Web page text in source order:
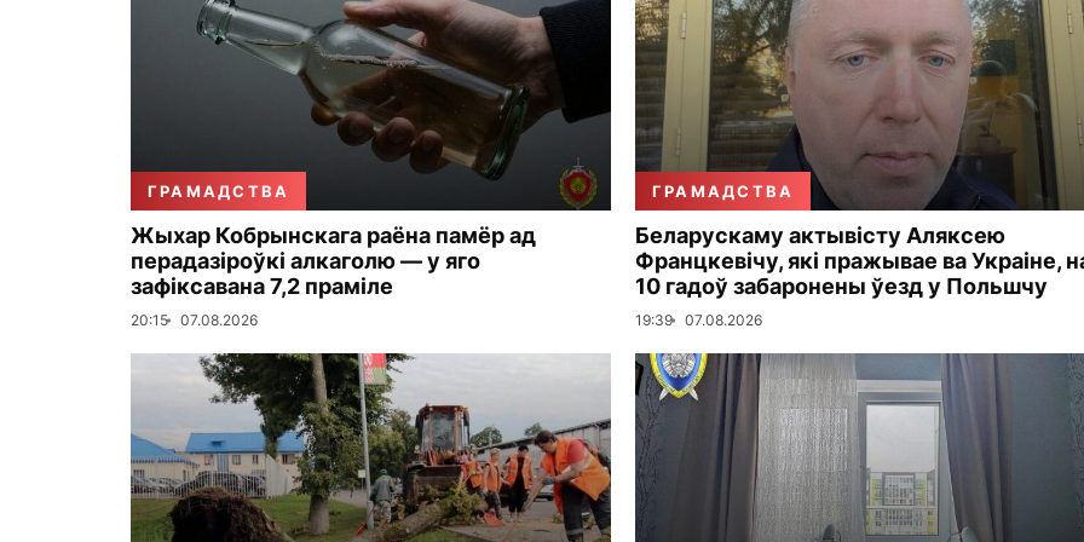
ГРАМАДСТВА
Жыхар Кобрынскага раёна памёр ад
перадазіроўкі алкаголю — у яго
зафіксавана 7,2 праміле
20:15 07.08.2026
ГРАМАДСТВА
Беларускаму актывісту Аляксею
Францкевічу, які пражывае ва Украіне,
10 гадоў забаронены ўезд у Польшчу
19:39 07.08.2026